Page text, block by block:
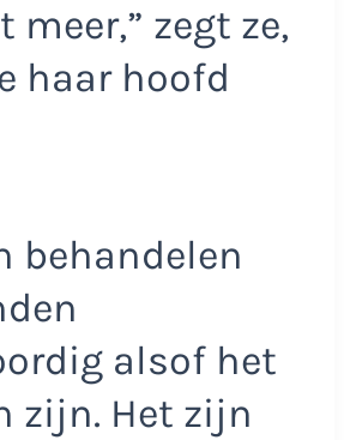
meer,” zegt ze,
haar hoofd
behandelen
alsof het
zijn. Het zijn